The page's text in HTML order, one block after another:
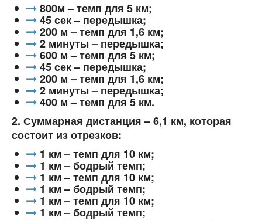
800м – темп для 5 км;
45 сек – передышка;
200 м – темп для 1,6 км;
2 минуты – передышка;
600 м – темп для 5 км;
45 сек – передышка;
200 м – темп для 1,6 км;
2 минуты – передышка;
400 м – темп для 5 км.
2. Суммарная дистанция – 6,1 км, которая
состоит из отрезков:
1 км – темп для 10 км;
1 км – бодрый темп;
1 км – темп для 10 км;
1 км – бодрый темп;
1 км – темп для 10 км;
1 км – бодрый темп;